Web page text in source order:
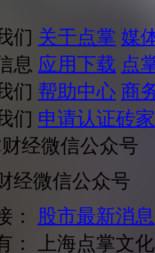
们 关于点掌 媒
息 应用下载 点
们 帮助中心 商
们 申请认证砖家
经微信公众号
：
股市最新消息
：
上海点掌文